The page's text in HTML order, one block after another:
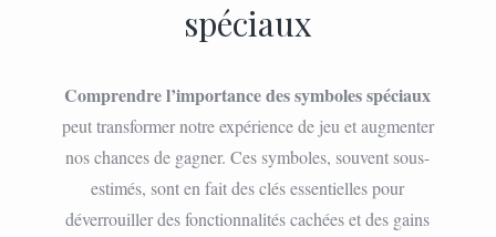
spéciaux
Comprendre l’importance des symboles spéciaux
peut transformer notre expérience de jeu et augmenter
nos chances de gagner. Ces symboles, souvent sous-
estimés, sont en fait des clés essentielles pour
déverrouiller des fonctionnalités cachées et des gains